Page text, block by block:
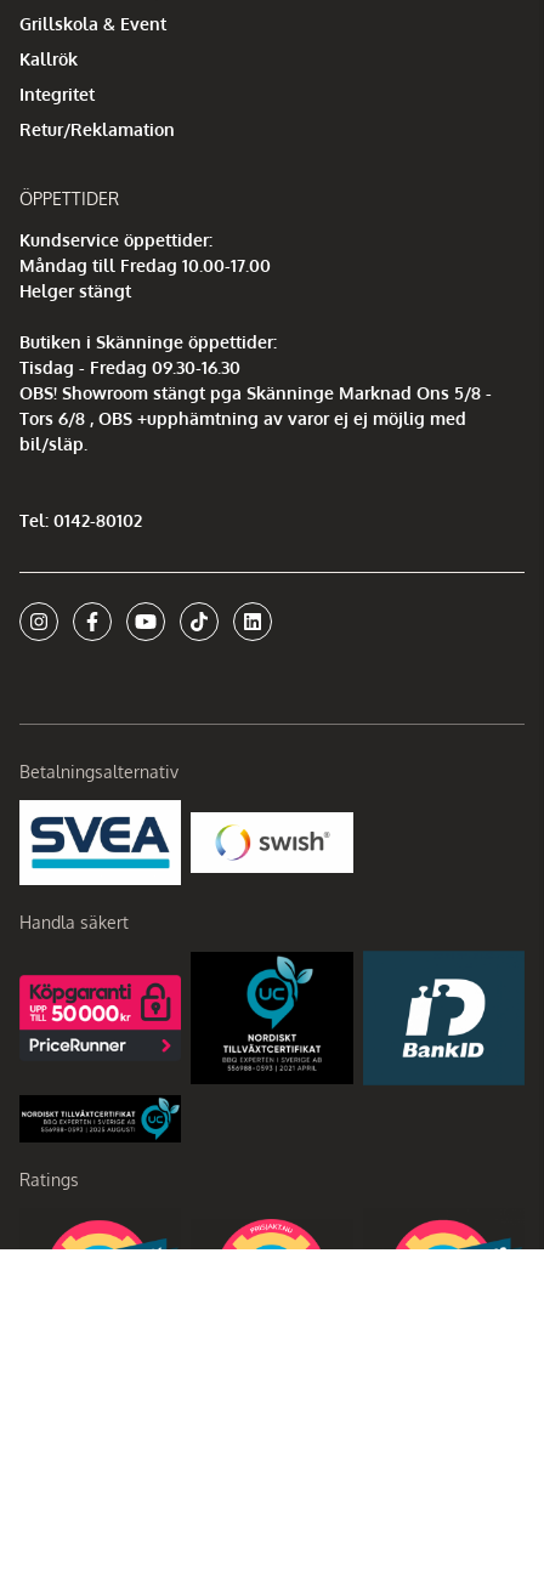
Grillskola & Event
Kallrök
Integritet
Retur/Reklamation
ÖPPETTIDER
Kundservice öppettider:
Måndag till Fredag 10.00-17.00
Helger stängt
Butiken i Skänninge öppettider:
Tisdag - Fredag 09.30-16.30
OBS! Showroom stängt pga Skänninge Marknad Ons 5/8 -
Tors 6/8 , OBS +upphämtning av varor ej ej möjlig med
bil/släp.
Tel: 0142-80102
Betalningsalternativ
Handla säkert
Ratings